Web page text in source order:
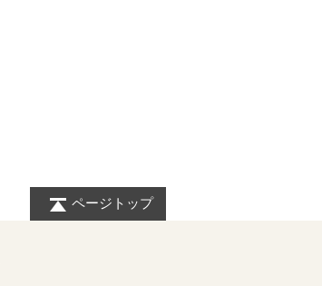
ページトップ